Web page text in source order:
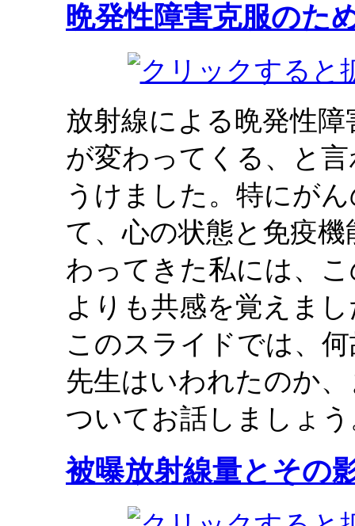
晩発性障害克服のた
放射線による晩発性
が変わってくる、と
うけました。特にが
て、心の状態と免疫
わってきた私には、
よりも共感を覚えま
このスライドでは、
先生はいわれたのか
ついてお話しましょ
被曝放射線量とその